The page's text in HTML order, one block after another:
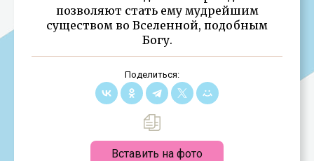
позволяют стать ему мудрейшим
существом во Вселенной, подобным
Богу.
Поделиться:
Вставить на фото